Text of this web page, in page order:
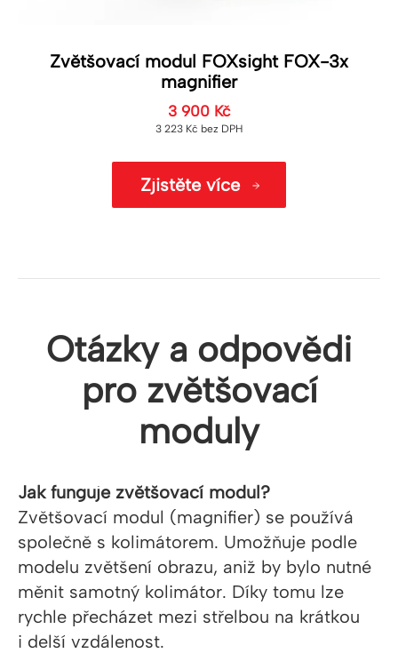
Zvětšovací modul FOXsight FOX-3x
magnifier
3 900 Kč
3 223 Kč bez DPH
Zjistěte více
Otázky a odpovědi
pro zvětšovací
moduly
Jak funguje zvětšovací modul?
Zvětšovací modul (magnifier) se používá
společně s kolimátorem. Umožňuje podle
modelu zvětšení obrazu, aniž by bylo nutné
měnit samotný kolimátor. Díky tomu lze
rychle přecházet mezi střelbou na krátkou
i delší vzdálenost.